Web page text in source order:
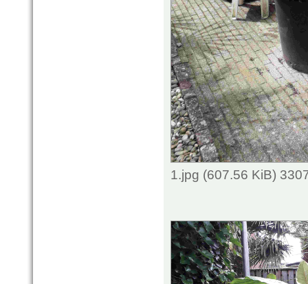
1.jpg (607.56 KiB)